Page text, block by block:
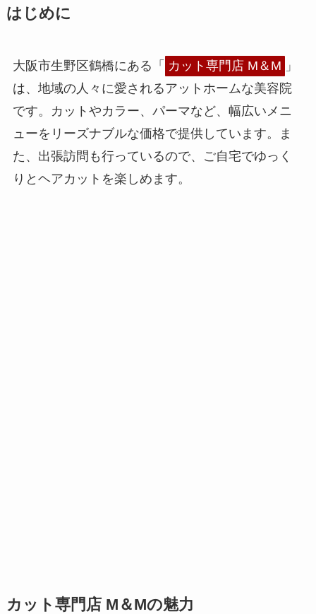
はじめに
大阪市生野区鶴橋にある「 カット専門店 M＆M 」
は、地域の人々に愛されるアットホームな美容院
です。カットやカラー、パーマなど、幅広いメニ
ューをリーズナブルな価格で提供しています。ま
た、出張訪問も行っているので、ご自宅でゆっく
りとヘアカットを楽しめます。
カット専門店 M＆Mの魅力